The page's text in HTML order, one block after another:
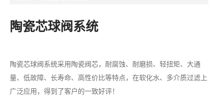
陶瓷芯球阀系统
陶瓷芯球阀系统采用陶瓷阀芯，耐腐蚀、耐磨损、轻扭矩、大通
量、低故障、长寿命、高性价比等特点，在软化水、多介质过滤上
广泛应用，得到了客户的一致好评！